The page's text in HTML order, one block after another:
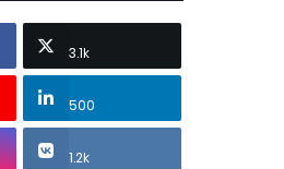
3.1k
500
1.2k